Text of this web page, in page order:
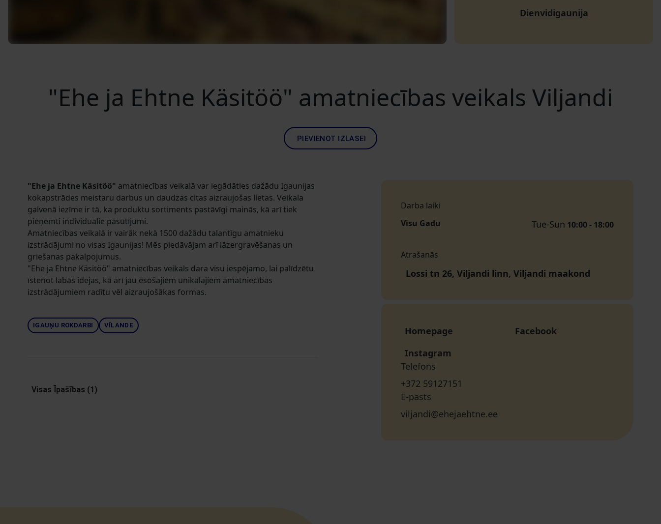
Dienvidigaunija
"Ehe ja Ehtne Käsitöö" amatniecības veikals Viljandi
PIEVIENOT IZLASEI
"Ehe ja Ehtne Käsitöö" amatniecības veikalā var iegādāties dažādu Igaunijas
kokapstrādes meistaru darbus un daudzas citas aizraujošas lietas. Veikala
galvenā iezīme ir tā, ka produktu sortiments pastāvīgi mainās, kā arī tiek
pieņemti individuālie pasūtījumi.
Amatniecības veikalā ir vairāk nekā 1500 dažādu talantīgu amatnieku
izstrādājumi no visas Igaunijas! Mēs piedāvājam arī lāzergravēšanas un
griešanas pakalpojumus.
"Ehe ja Ehtne Käsitöö" amatniecības veikals dara visu iespējamo, lai palīdzētu
īstenot labās idejas, kā arī jau esošajiem unikālajiem amatniecības
izstrādājumiem radītu vēl aizraujošākas formas.
IGAUŅU ROKDARBI VĪLANDE
Visas Īpašības (1)
Darba laiki
Visu Gadu
Tue-Sun 10:00 - 18:00
Atrašanās
Lossi tn 26, Viljandi linn, Viljandi maakond
Homepage
Facebook
Instagram
Telefons
+372 59127151
E-pasts
viljandi@ehejaehtne.ee